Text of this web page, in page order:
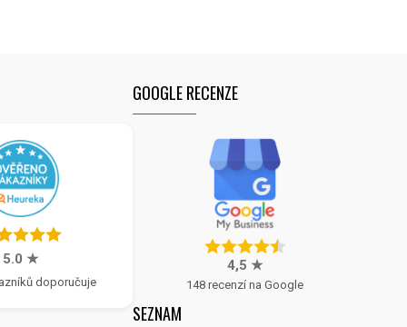
5.0 ★
doporučuje
GOOGLE RECENZE
4,5 ★
148 recenzí na Google
SEZNAM